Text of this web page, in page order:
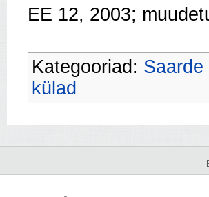
EE 12, 2003;
Kategooriad: Saarde
külad